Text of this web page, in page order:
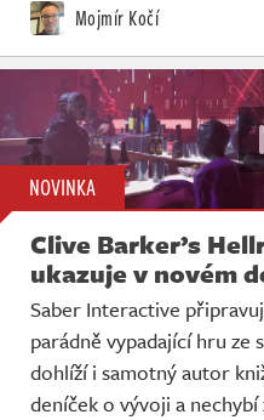
Mojmír Kočí
NOVINKA
Clive Barker’s
ukazuje v novém
Saber Interactive
parádně vypadající hru
dohlíží i samotný autor
deníček o vývoji a